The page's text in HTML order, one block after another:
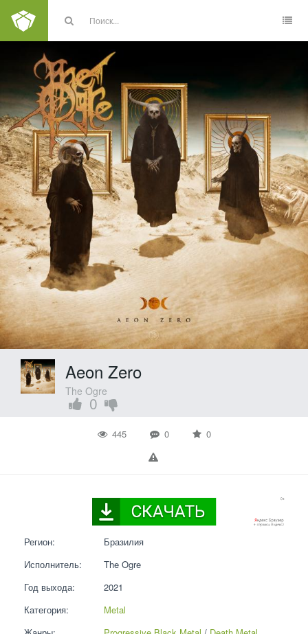
Aeon Zero
The Ogre
0
445 0 0
Регион:
Бразилия
Исполнитель:
The Ogre
Год выхода:
2021
Категория:
Metal